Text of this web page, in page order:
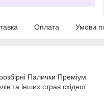
Оплата Умови
Палички Преміум
та інших страв східної